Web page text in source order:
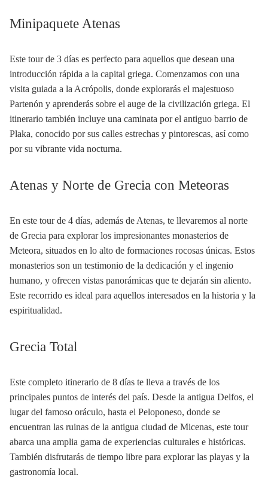
Minipaquete Atenas
Este tour de 3 días es perfecto para aquellos que desean una
introducción rápida a la capital griega. Comenzamos con una
visita guiada a la Acrópolis, donde explorarás el majestuoso
Partenón y aprenderás sobre el auge de la civilización griega. El
itinerario también incluye una caminata por el antiguo barrio de
Plaka, conocido por sus calles estrechas y pintorescas, así como
por su vibrante vida nocturna.
Atenas y Norte de Grecia con Meteoras
En este tour de 4 días, además de Atenas, te llevaremos al norte
de Grecia para explorar los impresionantes monasterios de
Meteora, situados en lo alto de formaciones rocosas únicas. Estos
monasterios son un testimonio de la dedicación y el ingenio
humano, y ofrecen vistas panorámicas que te dejarán sin aliento.
Este recorrido es ideal para aquellos interesados en la historia y la
espiritualidad.
Grecia Total
Este completo itinerario de 8 días te lleva a través de los
principales puntos de interés del país. Desde la antigua Delfos, el
lugar del famoso oráculo, hasta el Peloponeso, donde se
encuentran las ruinas de la antigua ciudad de Micenas, este tour
abarca una amplia gama de experiencias culturales e históricas.
También disfrutarás de tiempo libre para explorar las playas y la
gastronomía local.